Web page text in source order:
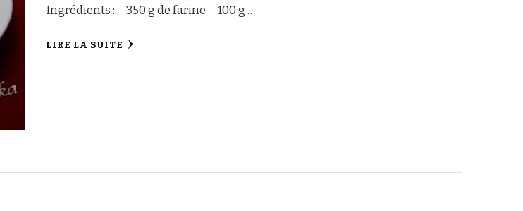
Ingrédients : – 350 g de farine – 100 g …
LIRE LA SUITE